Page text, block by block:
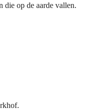
die op de aarde vallen.